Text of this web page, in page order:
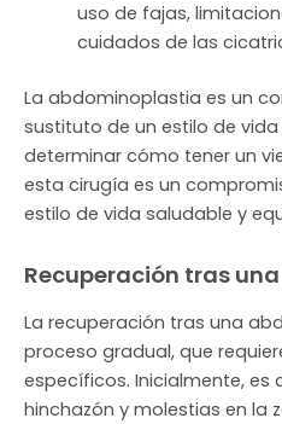
uso de fajas,
cuidados de las
La abdominoplastia es un
sustituto de un estilo de
determinar cómo tener un
esta cirugía es un
estilo de vida saludable y
Recuperación tras
La recuperación tras una
proceso gradual, que
específicos. Inicialmente, es
hinchazón y molestias en la